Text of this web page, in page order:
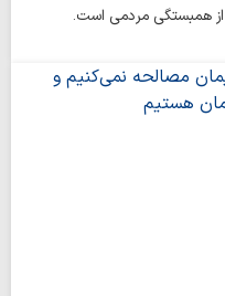
از همبستگی مردمی است.